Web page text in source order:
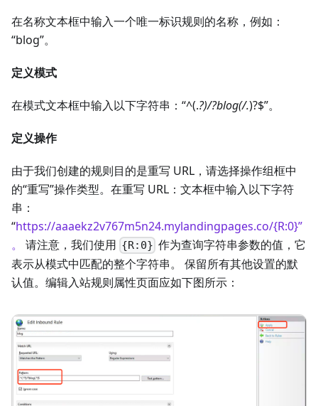
在名称文本框中输入一个唯一标识规则的名称，例如：
“blog”。
定义模式
在模式文本框中输入以下字符串：“^(.?)/?blog(/.)?$”。
定义操作
由于我们创建的规则目的是重写 URL，请选择操作组框中
的“重写”操作类型。在重写 URL：文本框中输入以下字符
串：
“https://aaaekz2v767m5n24.mylandingpages.co/{R:0}”
。
请注意，我们使用 {R:0} 作为查询字符串参数的值，它
表示从模式中匹配的整个字符串。 保留所有其他设置的默
认值。编辑入站规则属性页面应如下图所示：